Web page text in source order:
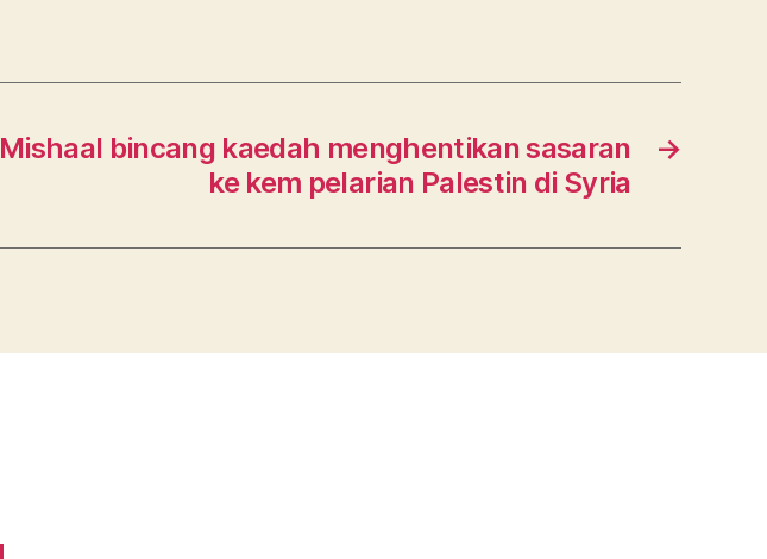
→
Mishaal bincang kaedah menghentikan sasaran
ke kem pelarian Palestin di Syria